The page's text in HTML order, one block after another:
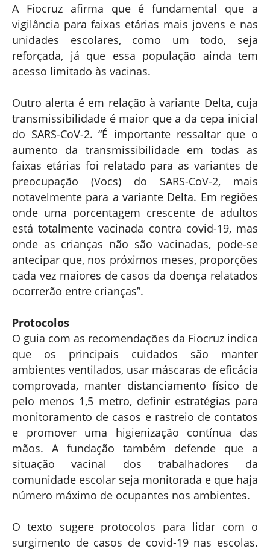
A Fiocruz afirma que é fundamental que a
vigilância para faixas etárias mais jovens e nas
unidades escolares, como um todo, seja
reforçada, já que essa população ainda tem
acesso limitado às vacinas.
Outro alerta é em relação à variante Delta, cuja
transmissibilidade é maior que a da cepa inicial
do SARS-CoV-2. “É importante ressaltar que o
aumento da transmissibilidade em todas as
faixas etárias foi relatado para as variantes de
preocupação (Vocs) do SARS-CoV-2, mais
notavelmente para a variante Delta. Em regiões
onde uma porcentagem crescente de adultos
está totalmente vacinada contra covid-19, mas
onde as crianças não são vacinadas, pode-se
antecipar que, nos próximos meses, proporções
cada vez maiores de casos da doença relatados
ocorrerão entre crianças”.
Protocolos
O guia com as recomendações da Fiocruz indica
que os principais cuidados são manter
ambientes ventilados, usar máscaras de eficácia
comprovada, manter distanciamento físico de
pelo menos 1,5 metro, definir estratégias para
monitoramento de casos e rastreio de contatos
e promover uma higienização contínua das
mãos. A fundação também defende que a
situação vacinal dos trabalhadores da
comunidade escolar seja monitorada e que haja
número máximo de ocupantes nos ambientes.
O texto sugere protocolos para lidar com o
surgimento de casos de covid-19 nas escolas.